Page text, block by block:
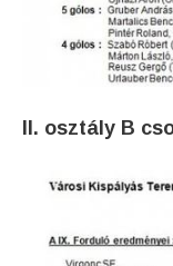
II. osztály B